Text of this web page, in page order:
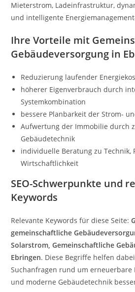
Mieterstrom, Ladeinfrastruktur,
und intelligente
Ihre Vorteile mit
Gebäudeversorgung in
Reduzierung laufender
höherer Eigenverbrauch durch
Systemkombination
bessere Planbarkeit der Strom-
Aufwertung der Immobilie durch
Gebäudetechnik
individuelle Beratung zu Technik,
Wirtschaftlichkeit
SEO-Schwerpunkte und
Keywords
Relevante Keywords für diese Seite:
gemeinschaftliche
Solarstrom, Gemeinschaftliche
Ebringen. Diese Begriffe helfen
Suchanfragen rund um erneuerbare
und moderne Gebäudetechnik